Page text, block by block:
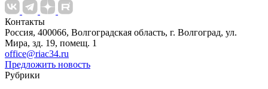
Контакты
Россия, 400066, Волгоградская область, г. Волгоград, ул.
Мира, зд. 19, помещ. 1
office@riac34.ru
Предложить новость
Рубрики